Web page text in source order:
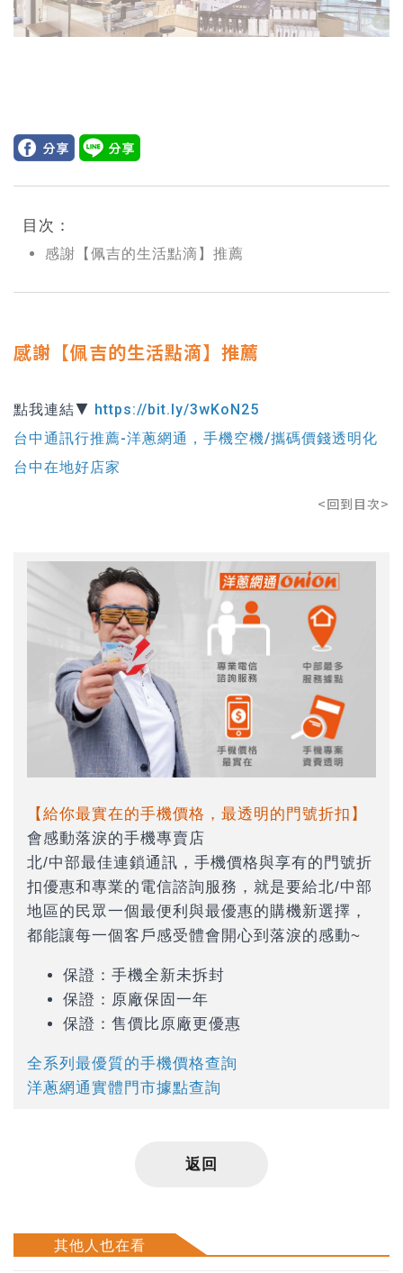
目次：
感謝【佩吉的生活點滴】推薦
感謝【佩吉的生活點滴】推薦
點我連結▼ https://bit.ly/3wKoN25
台中通訊行推薦-洋蔥網通，手機空機/攜碼價錢透明化
台中在地好店家
<回到目次>
【給你最實在的手機價格，最透明的門號折扣】
會感動落淚的手機專賣店
北/中部最佳連鎖通訊，手機價格與享有的門號折
扣優惠和專業的電信諮詢服務，就是要給北/中部
地區的民眾一個最便利與最優惠的購機新選擇，
都能讓每一個客戶感受體會開心到落淚的感動~
保證：手機全新未拆封
保證：原廠保固一年
保證：售價比原廠更優惠
全系列最優質的手機價格查詢
洋蔥網通實體門市據點查詢
返回
其他人也在看